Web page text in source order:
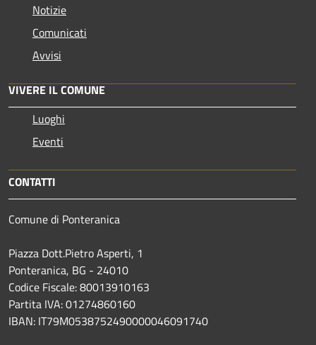
Notizie
Comunicati
Avvisi
VIVERE IL COMUNE
Luoghi
Eventi
CONTATTI
Comune di Ponteranica
Piazza Dott.Pietro Asperti, 1
Ponteranica, BG - 24010
Codice Fiscale: 80013910163
Partita IVA: 01274860160
IBAN: IT79M0538752490000046091740